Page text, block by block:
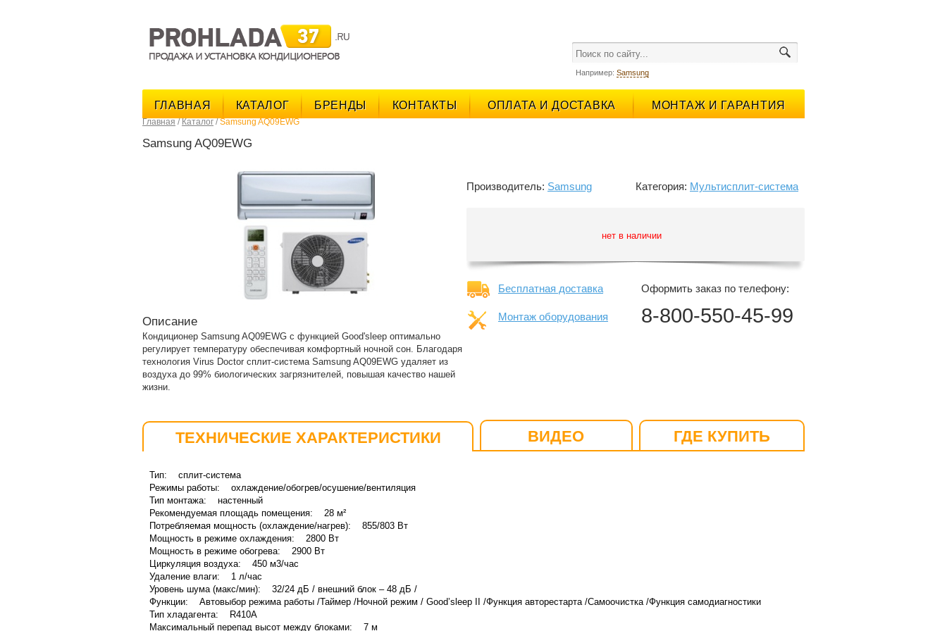
Например: Samsung
ГЛАВНАЯ КАТАЛОГ БРЕНДЫ КОНТАКТЫ ОПЛАТА И ДОСТАВКА МОНТАЖ И ГАРАНТИЯ
Главная / Каталог /Samsung AQ09EWG
Samsung AQ09EWG
Описание
Кондиционер Samsung AQ09EWG с функцией Good'sleep оптимально
регулирует температуру обеспечивая комфортный ночной сон. Благодаря
технология Virus Doctor сплит-система Samsung AQ09EWG удаляет из
воздуха до 99% биологических загрязнителей, повышая качество нашей
жизни.
Производитель: Samsung Категория: Мультисплит-система
нет в наличии
Бесплатная доставка
Монтаж оборудования
Оформить заказ по телефону:
8-800-550-45-99
ТЕХНИЧЕСКИЕ ХАРАКТЕРИСТИКИ ВИДЕО ГДЕ КУПИТЬ
Тип: сплит-система
Режимы работы: охлаждение/обогрев/осушение/вентиляция
Тип монтажа: настенный
Рекомендуемая площадь помещения: 28 м²
Потребляемая мощность (охлаждение/нагрев): 855/803 Вт
Мощность в режиме охлаждения: 2800 Вт
Мощность в режиме обогрева: 2900 Вт
Циркуляция воздуха: 450 м3/час
Удаление влаги: 1 л/час
Уровень шума (макс/мин): 32/24 дБ / внешний блок – 48 дБ /
Функции: Автовыбор режима работы /Таймер /Ночной режим / Good’sleep II /Функция авторестарта /Самоочистка /Функция самодиагностики
Тип хладагента: R410А
Максимальный перепад высот между блоками: 7 м